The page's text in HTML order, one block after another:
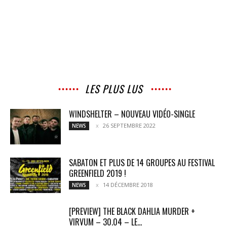
LES PLUS LUS
WINDSHELTER – NOUVEAU VIDÉO-SINGLE
NEWS 26 SEPTEMBRE 2022
SABATON ET PLUS DE 14 GROUPES AU FESTIVAL
GREENFIELD 2019 !
NEWS 14 DÉCEMBRE 2018
[PREVIEW] THE BLACK DAHLIA MURDER +
VIRVUM – 30.04 – LE...